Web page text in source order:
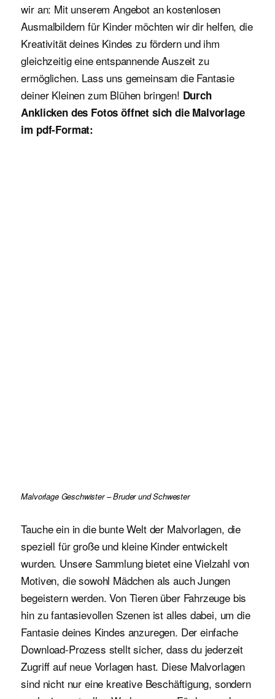
wir an: Mit unserem Angebot an kostenlosen
Ausmalbildern für Kinder möchten wir dir helfen, die
Kreativität deines Kindes zu fördern und ihm
gleichzeitig eine entspannende Auszeit zu
ermöglichen. Lass uns gemeinsam die Fantasie
deiner Kleinen zum Blühen bringen! Durch
Anklicken des Fotos öffnet sich die Malvorlage
im pdf-Format:
Malvorlage Geschwister – Bruder und Schwester
Tauche ein in die bunte Welt der Malvorlagen, die
speziell für große und kleine Kinder entwickelt
wurden. Unsere Sammlung bietet eine Vielzahl von
Motiven, die sowohl Mädchen als auch Jungen
begeistern werden. Von Tieren über Fahrzeuge bis
hin zu fantasievollen Szenen ist alles dabei, um die
Fantasie deines Kindes anzuregen. Der einfache
Download-Prozess stellt sicher, dass du jederzeit
Zugriff auf neue Vorlagen hast. Diese Malvorlagen
sind nicht nur eine kreative Beschäftigung, sondern